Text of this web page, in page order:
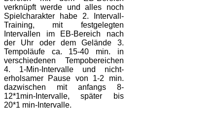
verknüpft werde und alles noch
Spielcharakter habe 2. Intervall-
Training, mit festgelegten
Intervallen im EB-Bereich nach
der Uhr oder dem Gelände 3.
Tempoläufe ca. 15-40 min. in
verschiedenen Tempobereichen
4. 1-Min-Intervalle und nicht-
erholsamer Pause von 1-2 min.
dazwischen mit anfangs 8-
12*1min-Intervalle, später bis
20*1 min-Intervalle.